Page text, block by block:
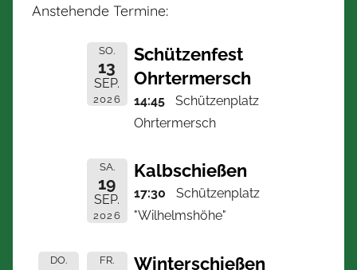
Anstehende Termine:
SO.
13
SEP.
2026
Schützenfest
Ohrtermersch
14:45
Schützenplatz
Ohrtermersch
SA.
19
SEP.
2026
Kalbschießen
17:30
Schützenplatz
"Wilhelmshöhe"
DO. FR. Winterschießen